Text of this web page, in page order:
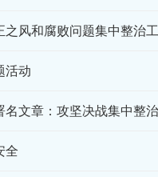
风和腐败问题集中整治
活动
名文章：攻坚决战集中整
全